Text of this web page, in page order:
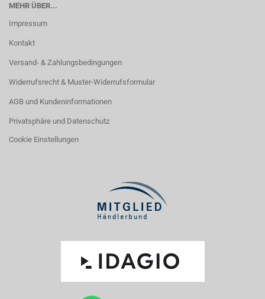
MEHR ÜBER...
Impressum
Kontakt
Versand- & Zahlungsbedingungen
Widerrufsrecht & Muster-Widerrufsformular
AGB und Kundeninformationen
Privatsphäre und Datenschutz
Cookie Einstellungen